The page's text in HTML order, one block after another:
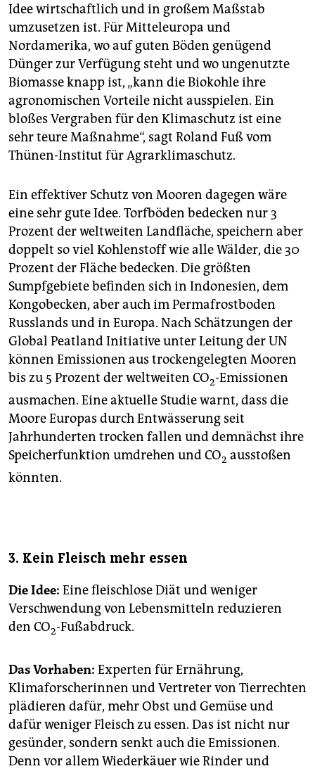
Idee wirtschaftlich und in großem Maßstab
umzusetzen ist. Für Mitteleuropa und
Nordamerika, wo auf guten Böden genügend
Dünger zur Verfügung steht und wo ungenutzte
Biomasse knapp ist, „kann die Biokohle ihre
agronomischen Vorteile nicht ausspielen. Ein
bloßes Vergraben für den Klimaschutz ist eine
sehr teure Maßnahme“, sagt Roland Fuß vom
Thünen-Institut für Agrar­klimaschutz.
Ein effektiver Schutz von Mooren dagegen wäre
eine sehr gute Idee. Torfböden bedecken nur 3
Prozent der weltweiten Landfläche, speichern aber
doppelt so viel Kohlenstoff wie alle Wälder, die 30
Prozent der Fläche bedecken. Die größten
Sumpfgebiete befinden sich in Indonesien, dem
Kongobecken, aber auch im Permafrostboden
Russlands und in Europa. Nach Schätzungen der
Global Peatland Initiative unter Leitung der UN
können Emissionen aus trockengelegten Mooren
bis zu 5 Prozent der weltweiten CO2-Emissionen
ausmachen. Eine aktuelle Studie warnt, dass die
Moore Europas durch Entwässerung seit
Jahrhunderten trocken fallen und demnächst ihre
Speicherfunktion umdrehen und CO2 ausstoßen
könnten.
3. Kein Fleisch mehr essen
Die Idee: Eine fleischlose Diät und weniger
Verschwendung von Lebensmitteln reduzieren
den CO2-Fußabdruck.
Das Vorhaben: Experten für Ernährung,
Klimaforscherinnen und Vertreter von Tierrechten
plädieren dafür, mehr Obst und Gemüse und
dafür weniger Fleisch zu essen. Das ist nicht nur
gesünder, sondern senkt auch die Emissionen.
Denn vor allem Wiederkäuer wie Rinder und